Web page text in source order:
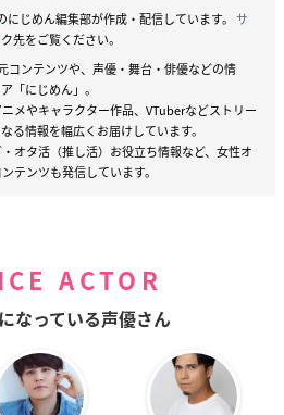
にじめん編集部が作成・配信しています。 サ
先をご覧ください。
コンテンツや、声優・舞台・俳優などの情
「にじめん」。
メやキャラクター作品、VTuberなどストリー
る情報を幅広くお届けしています。
オタ活（推し活）お役立ち情報など、女性オ
テンツも発信しています。
ACTOR
なっている声優さん